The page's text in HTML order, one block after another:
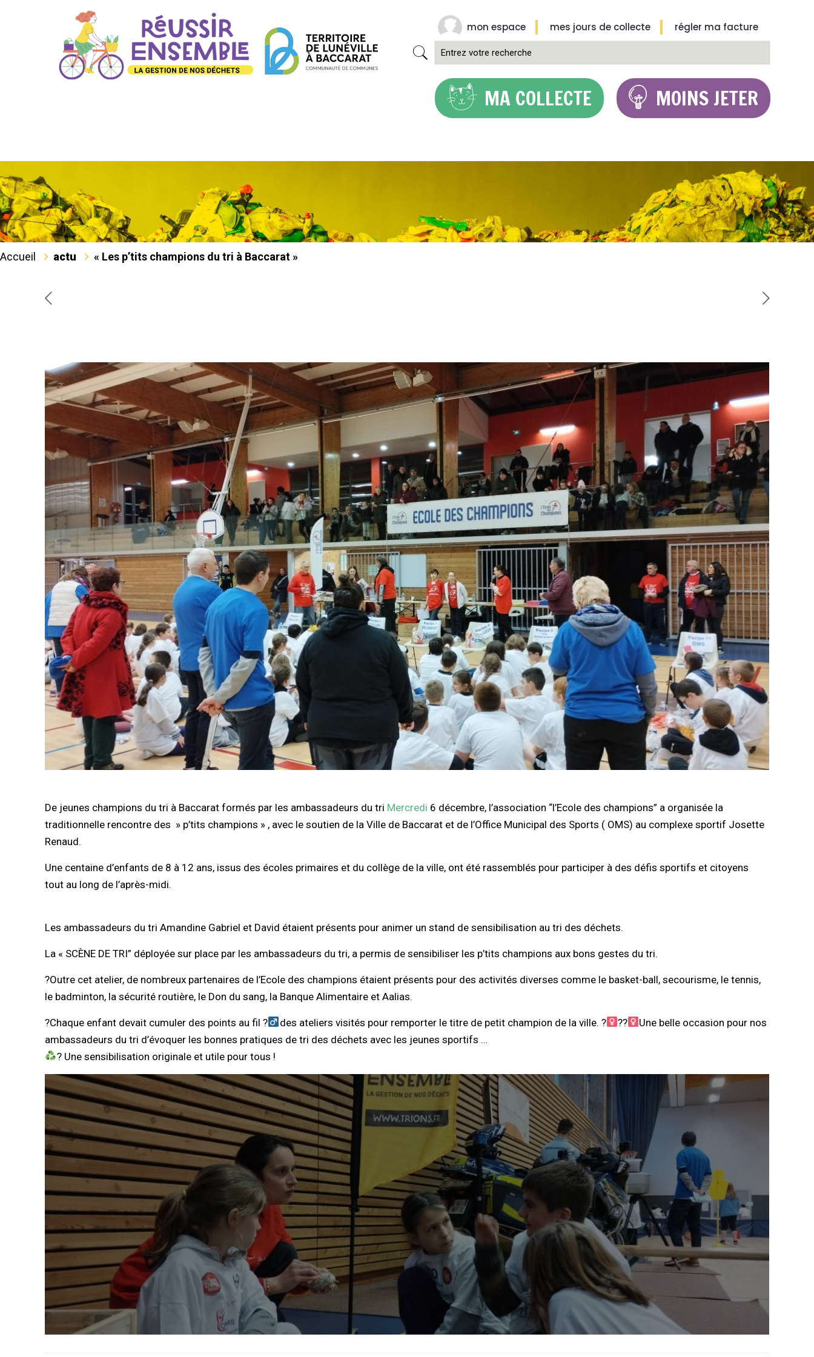
mon espace mes jours de collecte régler ma facture
MA COLLECTE MOINS JETER
Accueil actu « Les p’tits champions du tri à Baccarat »
De jeunes champions du tri à Baccarat formés par les ambassadeurs du tri Mercredi 6 décembre, l’association “l’Ecole des champions” a organisée la
traditionnelle rencontre des » p’tits champions » , avec le soutien de la Ville de Baccarat et de l’Office Municipal des Sports ( OMS) au complexe sportif Josette
Renaud.
Une centaine d’enfants de 8 à 12 ans, issus des écoles primaires et du collège de la ville, ont été rassemblés pour participer à des défis sportifs et citoyens
tout au long de l’après-midi.
Les ambassadeurs du tri Amandine Gabriel et David étaient présents pour animer un stand de sensibilisation au tri des déchets.
La « SCÈNE DE TRI” déployée sur place par les ambassadeurs du tri, a permis de sensibiliser les p’tits champions aux bons gestes du tri.
?Outre cet atelier, de nombreux partenaires de l’Ecole des champions étaient présents pour des activités diverses comme le basket-ball, secourisme, le tennis,
le badminton, la sécurité routière, le Don du sang, la Banque Alimentaire et Aalias.
?Chaque enfant devait cumuler des points au fil ?‍ des ateliers visités pour remporter le titre de petit champion de la ville. ?‍ ??‍
Une belle occasion pour nos
ambassadeurs du tri d’évoquer les bonnes pratiques de tri des déchets avec les jeunes sportifs …
? Une sensibilisation originale et utile pour tous !